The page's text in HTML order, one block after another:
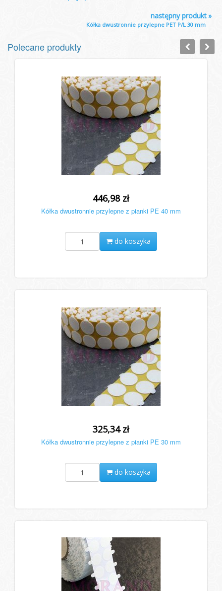
»
następny produkt
Kółka dwustronnie przylepne PET P/L 30 mm
Polecane produkty
446,98 zł
Kółka dwustronnie przylepne z pianki PE 40 mm
do koszyka
325,34 zł
Kółka dwustronnie przylepne z pianki PE 30 mm
do koszyka